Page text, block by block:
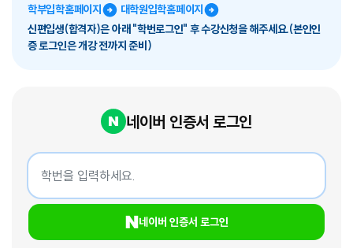
학부입학홈페이지
대학원입학홈페이지
신편입생(합격자)은 아래 "학번로그인" 후 수강신청을 해주세요.(본인인
증 로그인은 개강 전까지 준비)
네이버 인증서 로그인
네이버 인증서 로그인
학번
네이버 인증서 로그인